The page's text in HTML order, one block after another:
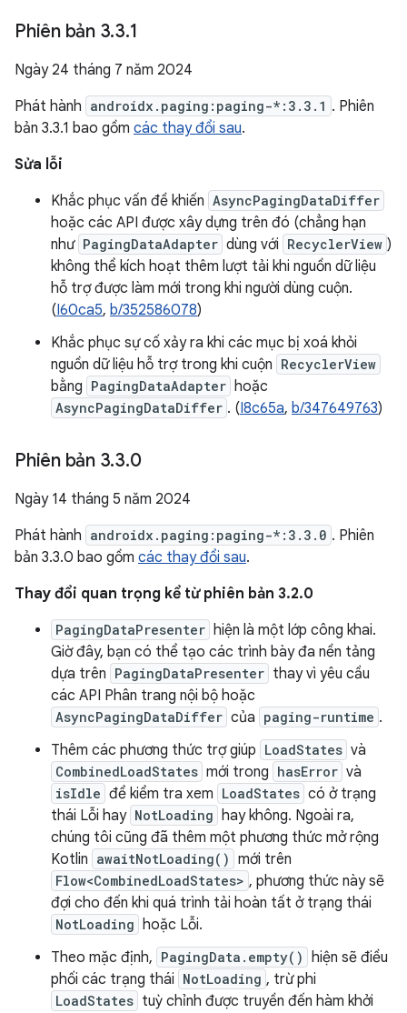
Phiên bản 3.3.1
Ngày 24 tháng 7 năm 2024
Phát hành androidx.paging:paging-*:3.3.1 . Phiên
bản 3.3.1 bao gồm các thay đổi sau.
Sửa lỗi
Khắc phục vấn đề khiến AsyncPagingDataDiffer
hoặc các API được xây dựng trên đó (chẳng hạn
như PagingDataAdapter dùng với RecyclerView )
không thể kích hoạt thêm lượt tải khi nguồn dữ liệu
hỗ trợ được làm mới trong khi người dùng cuộn.
(I60ca5, b/352586078)
Khắc phục sự cố xảy ra khi các mục bị xoá khỏi
nguồn dữ liệu hỗ trợ trong khi cuộn RecyclerView
bằng PagingDataAdapter hoặc
AsyncPagingDataDiffer . (I8c65a, b/347649763)
Phiên bản 3.3.0
Ngày 14 tháng 5 năm 2024
Phát hành androidx.paging:paging-*:3.3.0 . Phiên
bản 3.3.0 bao gồm các thay đổi sau.
Thay đổi quan trọng kể từ phiên bản 3.2.0
PagingDataPresenter hiện là một lớp công khai.
Giờ đây, bạn có thể tạo các trình bày đa nền tảng
dựa trên PagingDataPresenter thay vì yêu cầu
các API Phân trang nội bộ hoặc
AsyncPagingDataDiffer của paging-runtime .
Thêm các phương thức trợ giúp LoadStates và
CombinedLoadStates mới trong hasError và
isIdle để kiểm tra xem LoadStates có ở trạng
thái Lỗi hay NotLoading hay không. Ngoài ra,
chúng tôi cũng đã thêm một phương thức mở rộng
Kotlin awaitNotLoading() mới trên
Flow<CombinedLoadStates> , phương thức này sẽ
đợi cho đến khi quá trình tải hoàn tất ở trạng thái
NotLoading hoặc Lỗi.
Theo mặc định, PagingData.empty() hiện sẽ điều
phối các trạng thái NotLoading , trừ phi
LoadStates tuỳ chỉnh được truyền đến hàm khởi